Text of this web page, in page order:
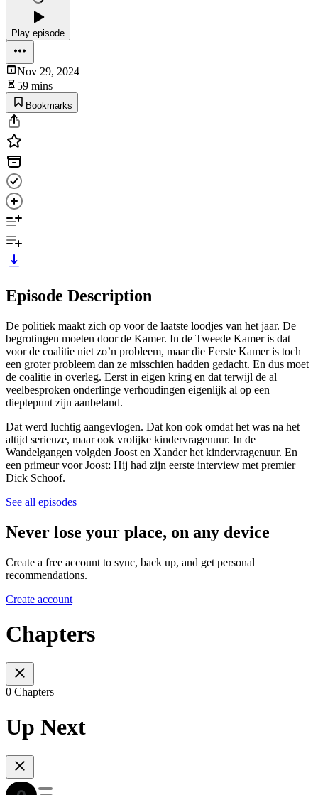
Play episode
Nov 29, 2024
59 mins
Bookmarks
Episode Description
De politiek maakt zich op voor de laatste loodjes van het jaar. De
begrotingen moeten door de Kamer. In de Tweede Kamer is dat
voor de coalitie niet zo’n probleem, maar die Eerste Kamer is toch
een groter probleem dan ze misschien hadden gedacht. En dus moet
de coalitie in overleg. Eerst in eigen kring en dat terwijl de al
veelbesproken onderlinge verhoudingen eigenlijk al op een
dieptepunt zijn aanbeland.
Dat werd luchtig aangevlogen. Dat kon ook omdat het was na het
altijd serieuze, maar ook vrolijke kindervragenuur. In de
Wandelgangen volgden Joost en Xander het kindervragenuur. En
een primeur voor Joost: Hij had zijn eerste interview met premier
Dick Schoof.
See all episodes
Never lose your place, on any device
Create a free account to sync, back up, and get personal
recommendations.
Create account
Chapters
0 Chapters
Up Next